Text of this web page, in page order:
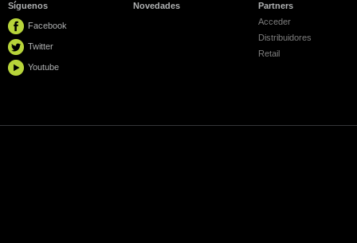
Síguenos
Facebook
Twitter
Youtube
Novedades
Partners
Acceder
Distribuidores
Retail